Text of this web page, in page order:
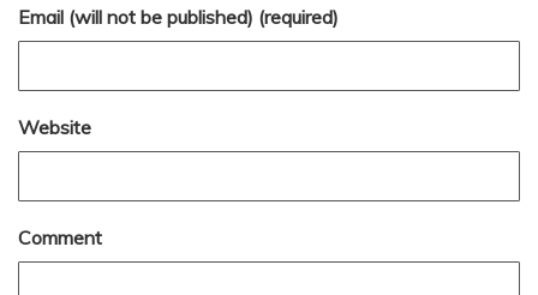
Email (will not be published) (required)
Website
Comment